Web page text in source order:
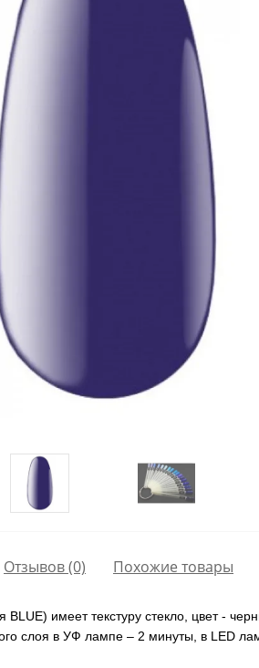
Отзывов (0) Похожие товары
BLUE) имеет текстуру стекло, цвет -
слоя в УФ лампе – 2 минуты, в LED